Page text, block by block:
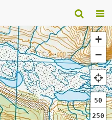
+
−
50
250